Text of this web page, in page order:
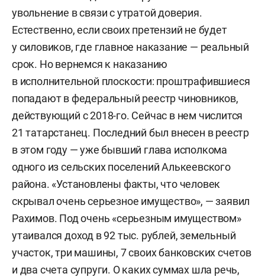
увольнение в связи с утратой доверия.
Естественно, если своих претензий не будет
у силовиков, где главное наказание — реальный
срок. Но вернемся к наказанию
в исполнительной плоскости: проштрафившиеся
попадают в федеральный реестр чиновников,
действующий с 2018-го. Сейчас в нем числится
21 татарстанец. Последний был внесен в реестр
в этом году — уже бывший глава исполкома
одного из сельских поселений Алькеевского
района. «Установлены факты, что человек
скрывал очень серьезное имущество», — заявил
Рахимов. Под очень «серьезным имуществом»
утаивался доход в 92 тыс. рублей, земельный
участок, три машины, 7 своих банковских счетов
и два счета супруги. О каких суммах шла речь,